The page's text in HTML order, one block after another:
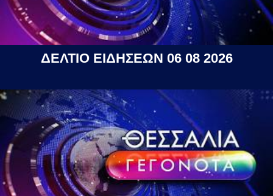
ΔΕΛΤΙΟ ΕΙΔΗΣΕΩΝ 06 08 2026